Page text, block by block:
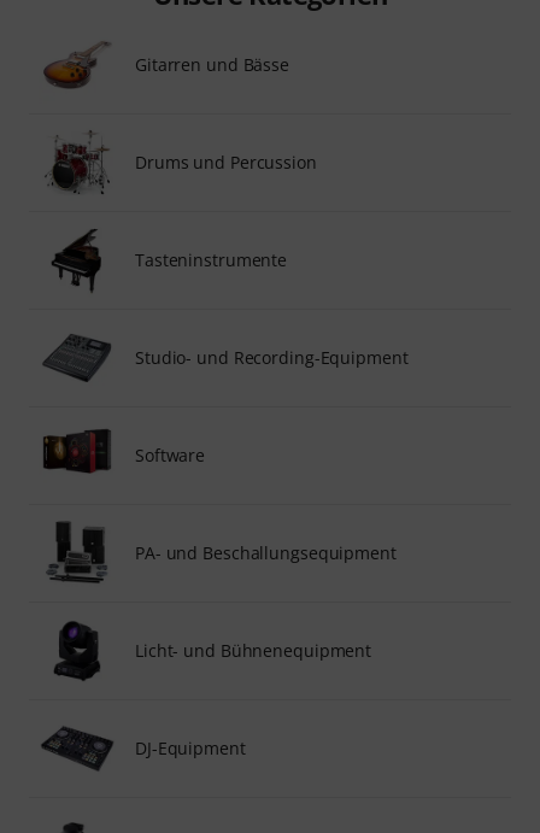
Gitarren und Bässe
Drums und Percussion
Tasteninstrumente
Studio- und Recording-Equipment
Software
PA- und Beschallungsequipment
Licht- und Bühnenequipment
DJ-Equipment